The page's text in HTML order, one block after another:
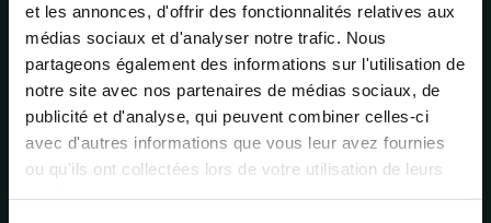
et les annonces, d'offrir des fonctionnalités relatives aux
médias sociaux et d'analyser notre trafic. Nous
partageons également des informations sur l'utilisation de
notre site avec nos partenaires de médias sociaux, de
publicité et d'analyse, qui peuvent combiner celles-ci
avec d'autres informations que vous leur avez fournies
ou qu'ils ont collectées lors de votre utilisation de leurs